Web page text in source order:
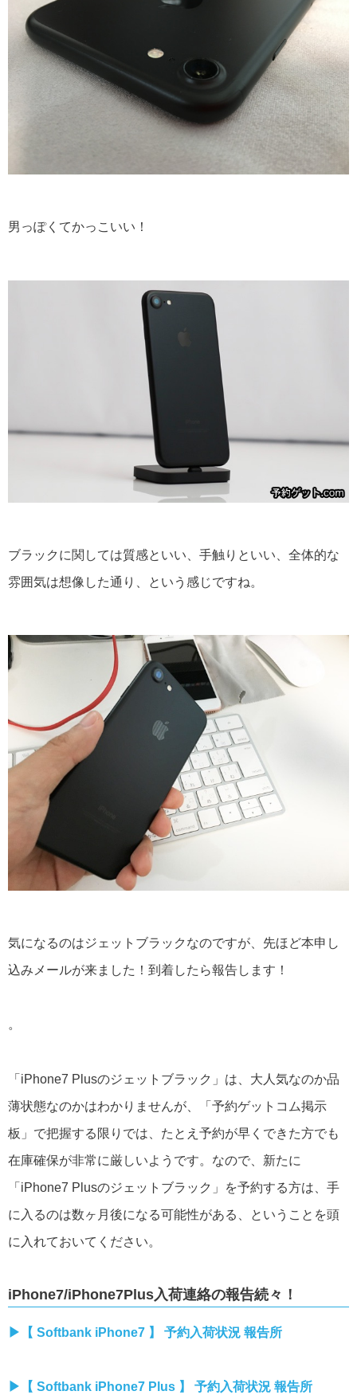
男っぽくてかっこいい！
ブラックに関しては質感といい、手触りといい、全体的な
雰囲気は想像した通り、という感じですね。
気になるのはジェットブラックなのですが、先ほど本申し
込みメールが来ました！到着したら報告します！
。
「iPhone7 Plusのジェットブラック」は、大人気なのか品
薄状態なのかはわかりませんが、「予約ゲットコム掲示
板」で把握する限りでは、たとえ予約が早くできた方でも
在庫確保が非常に厳しいようです。なので、新たに
「iPhone7 Plusのジェットブラック」を予約する方は、手
に入るのは数ヶ月後になる可能性がある、ということを頭
に入れておいてください。
iPhone7/iPhone7Plus入荷連絡の報告続々！
▶︎【 Softbank iPhone7 】 予約入荷状況 報告所
▶︎【 Softbank iPhone7 Plus 】 予約入荷状況 報告所